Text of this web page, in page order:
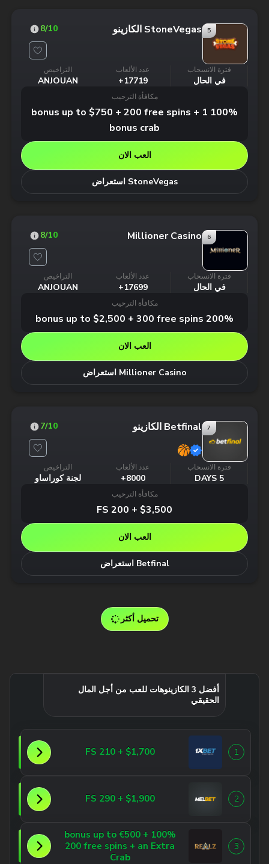
5 StoneVegas الكازينو 8/10
مكافأة الترحيب
100% bonus up to $750 + 200 free spins + 1
bonus crab
فترة الانسحاب
في الحال
عدد الألعاب
17719+
التراخيص
ANJOUAN
العب الان
StoneVegas استعراض
6
Millioner Casino
8/10
مكافأة الترحيب
200% bonus up to $2,500 + 300 free spins
فترة الانسحاب
في الحال
عدد الألعاب
17699+
التراخيص
ANJOUAN
العب الان
Millioner Casino استعراض
7 Betfinal الكازينو 7/10
مكافأة الترحيب
$3,500 + 200 FS
فترة الانسحاب
5 DAYS
عدد الألعاب
8000+
التراخيص
لجنة كوراساو
العب الان
Betfinal استعراض
تحميل أكثر
أفضل 3 الكازينوهات للعب من أجل المال
الحقيقي
1
$1,700 + 210 FS
2
$1,900 + 290 FS
3
100% bonus up to €500 +
200 free spins + an Extra
Crab